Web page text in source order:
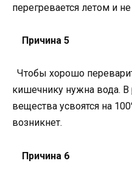
перегревается летом и
Причина 5
Чтобы хорошо
кишечнику нужна вода. В
вещества усвоятся на
возникнет.
Причина 6